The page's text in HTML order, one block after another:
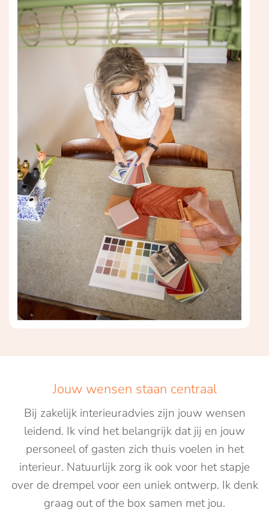
Jouw wensen staan centraal
Bij zakelijk interieuradvies zijn jouw wensen
leidend. Ik vind het belangrijk dat jij en jouw
personeel of gasten zich thuis voelen in het
interieur. Natuurlijk zorg ik ook voor het stapje
over de drempel voor een uniek ontwerp. Ik denk
graag out of the box samen met jou.